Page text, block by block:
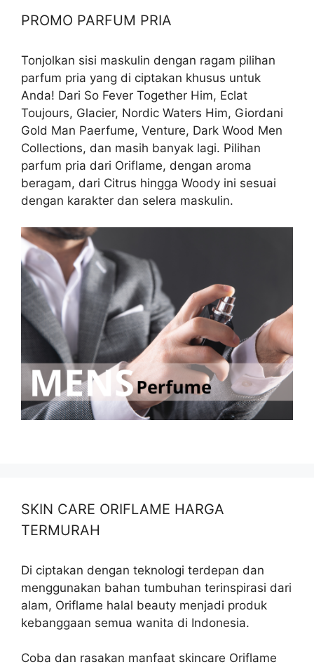
PROMO PARFUM PRIA
Tonjolkan sisi maskulin dengan ragam pilihan
parfum pria yang di ciptakan khusus untuk
Anda! Dari So Fever Together Him, Eclat
Toujours, Glacier, Nordic Waters Him, Giordani
Gold Man Paerfume, Venture, Dark Wood Men
Collections, dan masih banyak lagi. Pilihan
parfum pria dari Oriflame, dengan aroma
beragam, dari Citrus hingga Woody ini sesuai
dengan karakter dan selera maskulin.
SKIN CARE ORIFLAME HARGA
TERMURAH
Di ciptakan dengan teknologi terdepan dan
menggunakan bahan tumbuhan terinspirasi dari
alam, Oriflame halal beauty menjadi produk
kebanggaan semua wanita di Indonesia.
Coba dan rasakan manfaat skincare Oriflame